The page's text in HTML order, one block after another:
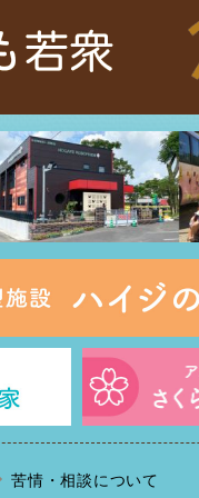
苦情・相談について